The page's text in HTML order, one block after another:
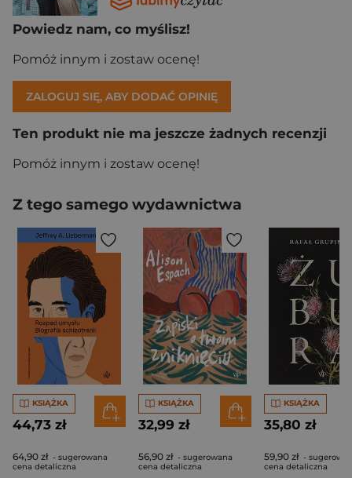
Powiedz nam, co myślisz!
Pomóż innym i zostaw ocenę!
ZALOGUJ SIĘ, ABY DODAĆ OPINIĘ
Ten produkt nie ma jeszcze żadnych recenzji
Pomóż innym i zostaw ocenę!
Z tego samego wydawnictwa
KSIĄŻKA
44,73 zł
64,90 zł - sugerowana
cena detaliczna
KSIĄŻKA
32,99 zł
56,90 zł - sugerowana
cena detaliczna
KSIĄŻKA
35,80 zł
59,90 zł -
cena detaliczna